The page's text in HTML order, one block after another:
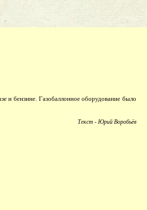
и бензине. Газобаллонное оборудование было
Текст - Юрий Воробьёв